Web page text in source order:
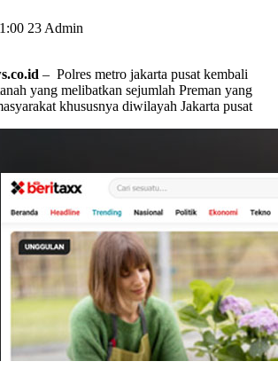
23 Admin
– Polres metro jakarta pusat kembali
yang melibatkan sejumlah Preman yang
khususnya diwilayah Jakarta pusat